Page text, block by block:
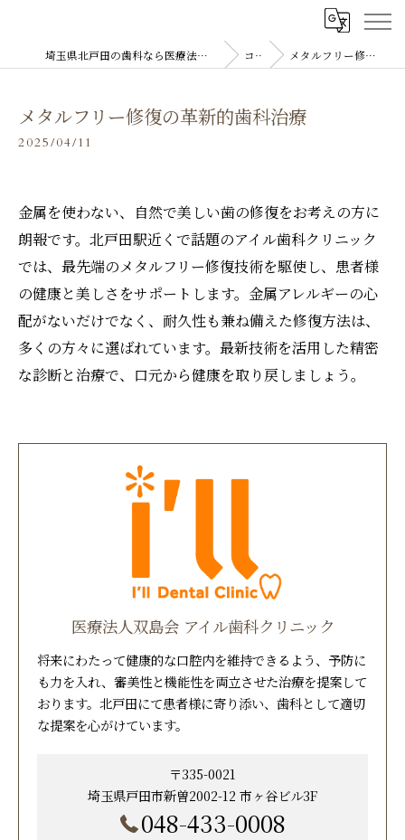
埼玉県北戸田の歯科なら医療法人双島会 アイル歯科クリニック コラム メタルフリー修復の革新的歯科治療
メタルフリー修復の革新的歯科治療
2025/04/11
金属を使わない、自然で美しい歯の修復をお考えの方に
朗報です。北戸田駅近くで話題のアイル歯科クリニック
では、最先端のメタルフリー修復技術を駆使し、患者様
の健康と美しさをサポートします。金属アレルギーの心
配がないだけでなく、耐久性も兼ね備えた修復方法は、
多くの方々に選ばれています。最新技術を活用した精密
な診断と治療で、口元から健康を取り戻しましょう。
医療法人双島会 アイル歯科クリニック
将来にわたって健康的な口腔内を維持できるよう、予防に
も力を入れ、審美性と機能性を両立させた治療を提案して
おります。北戸田にて患者様に寄り添い、歯科として適切
な提案を心がけています。
〒335-0021
埼玉県戸田市新曽2002-12 市ヶ谷ビル3F
048-433-0008